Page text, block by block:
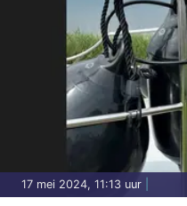
17 mei 2024, 11:13 uur